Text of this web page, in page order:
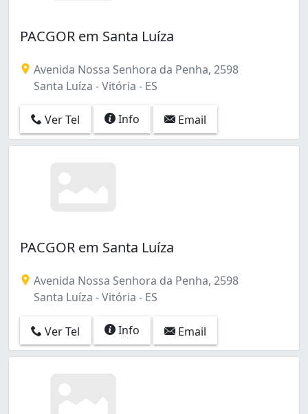
PACGOR em Santa Luíza
Avenida Nossa Senhora da Penha, 2598
Santa Luíza - Vitória - ES
Ver Tel Info Email
PACGOR em Santa Luíza
Avenida Nossa Senhora da Penha, 2598
Santa Luíza - Vitória - ES
Ver Tel Info Email